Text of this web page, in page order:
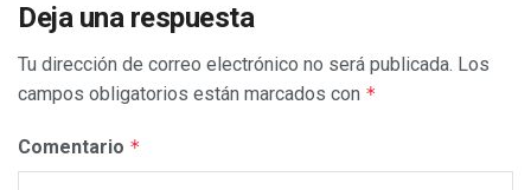
Deja una respuesta
Tu dirección de correo electrónico no será publicada. Los
campos obligatorios están marcados con *
Comentario *